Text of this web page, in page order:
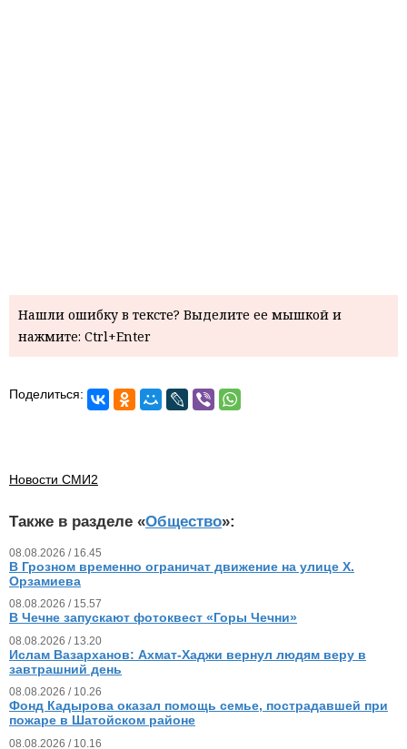
Нашли ошибку в тексте? Выделите ее мышкой и
нажмите: Ctrl+Enter
Поделиться:
Новости СМИ2
Также в разделе «Общество»:
08.08.2026 / 16.45
В Грозном временно ограничат движение на улице Х.
Орзамиева
08.08.2026 / 15.57
В Чечне запускают фотоквест «Горы Чечни»
08.08.2026 / 13.20
Ислам Вазарханов: Ахмат-Хаджи вернул людям веру в
завтрашний день
08.08.2026 / 10.26
Фонд Кадырова оказал помощь семье, пострадавшей при
пожаре в Шатойском районе
08.08.2026 / 10.16